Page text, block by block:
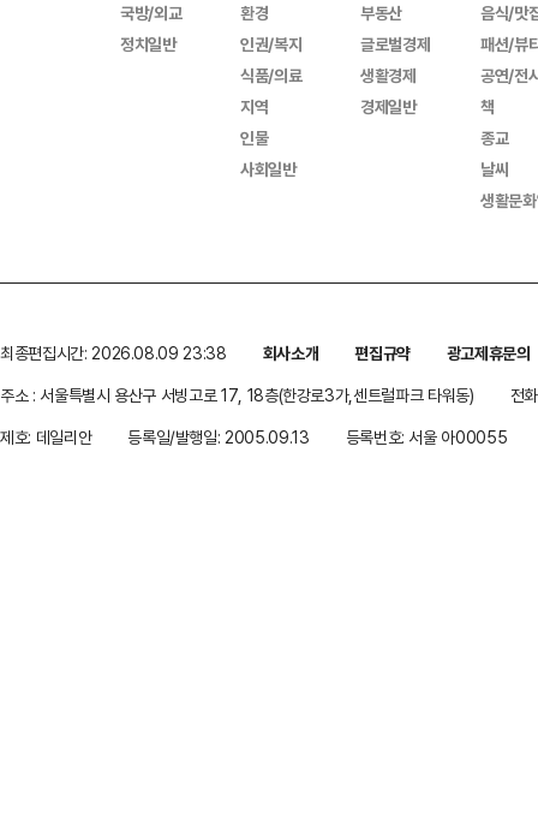
국방/외교
정치일반
환경
인권/복지
식품/의료
지역
인물
사회일반
부동산
글로벌경제
생활경제
경제일반
음식/맛
패션/뷰
공연/전
책
종교
날씨
생활문
최종편집시간: 2026.08.09 23:38 회사소개 편집규약
광고제휴문의
주소 : 서울특별시 용산구 서빙고로 17, 18층(한강로3가,센트럴파크 타워동)
전
제호: 데일리안
등록일/발행일: 2005.09.13 등록번호: 서울 아00055